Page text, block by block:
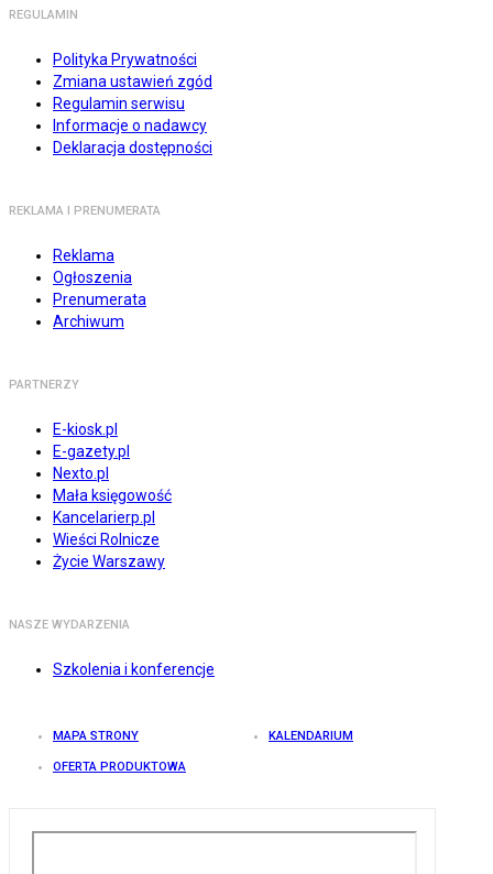
REGULAMIN
Polityka Prywatności
Zmiana ustawień zgód
Regulamin serwisu
Informacje o nadawcy
Deklaracja dostępności
REKLAMA I PRENUMERATA
Reklama
Ogłoszenia
Prenumerata
Archiwum
PARTNERZY
E-kiosk.pl
E-gazety.pl
Nexto.pl
Mała księgowość
Kancelarierp.pl
Wieści Rolnicze
Życie Warszawy
NASZE WYDARZENIA
Szkolenia i konferencje
MAPA STRONY KALENDARIUM
OFERTA PRODUKTOWA